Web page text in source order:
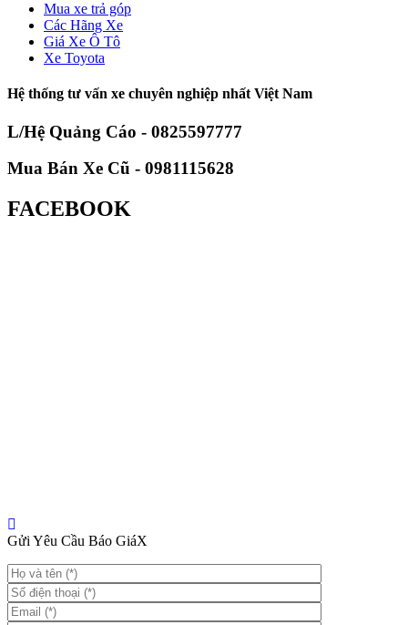
Mua xe trả góp
Các Hãng Xe
Giá Xe Ô Tô
Xe Toyota
Hệ thống tư vấn xe chuyên nghiệp nhất Việt Nam
L/Hệ Quảng Cáo - 0825597777
Mua Bán Xe Cũ - 0981115628
FACEBOOK
Gửi Yêu Cầu Báo GiáX